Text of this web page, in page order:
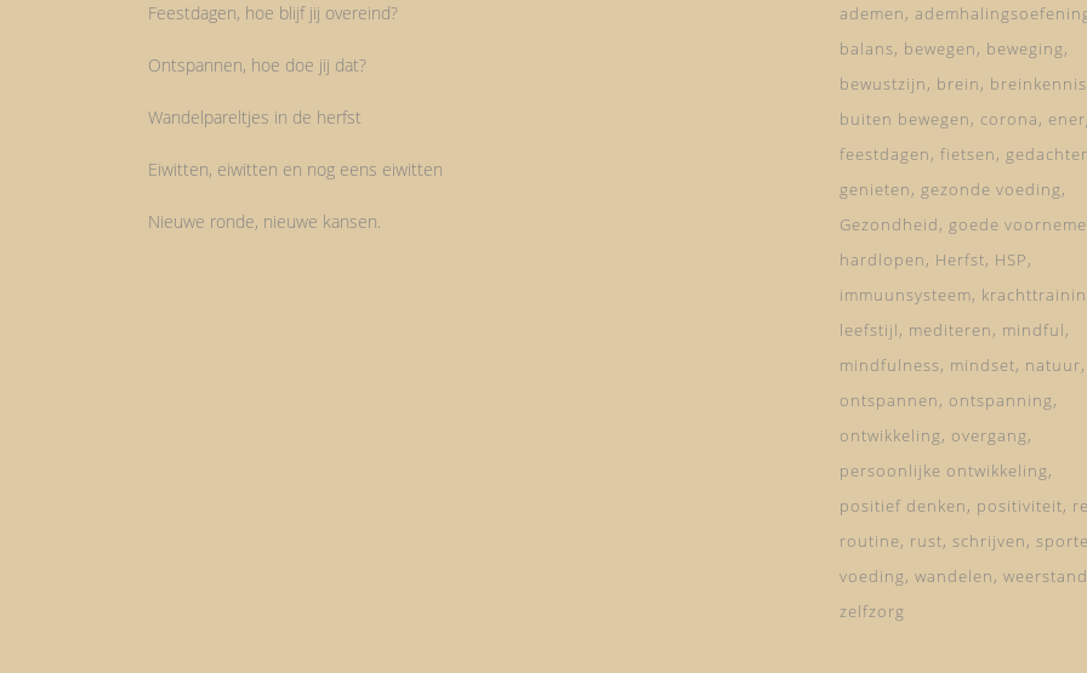
Feestdagen, hoe blijf jij overeind?
Ontspannen, hoe doe jij dat?
Wandelpareltjes in de herfst
Eiwitten, eiwitten en nog eens eiwitten
Nieuwe ronde, nieuwe kansen.
ademen
balans bewegen
beweging
bewustzijn
brein
breinkennis
buiten bewegen
corona
feestdagen fietsen
genieten
gezonde voeding
Gezondheid
goede
hardlopen
Herfst HSP
immuunsysteem
leefstijl
mediteren
mindful
mindfulness mindset natuur
ontspannen
ontspanning
ontwikkeling
overgang
persoonlijke ontwikkeling
positief denken
positiviteit
routine rust schrijven
voeding wandelen weerstand
zelfzorg